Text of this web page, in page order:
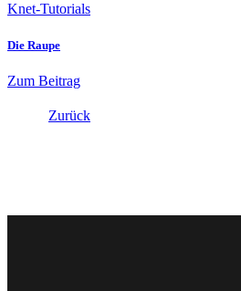
Knet-Tutorials
Die Raupe
Zum Beitrag
Zurück